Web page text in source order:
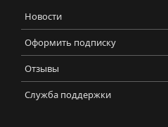
Новости
Оформить подписку
Отзывы
Служба поддержки